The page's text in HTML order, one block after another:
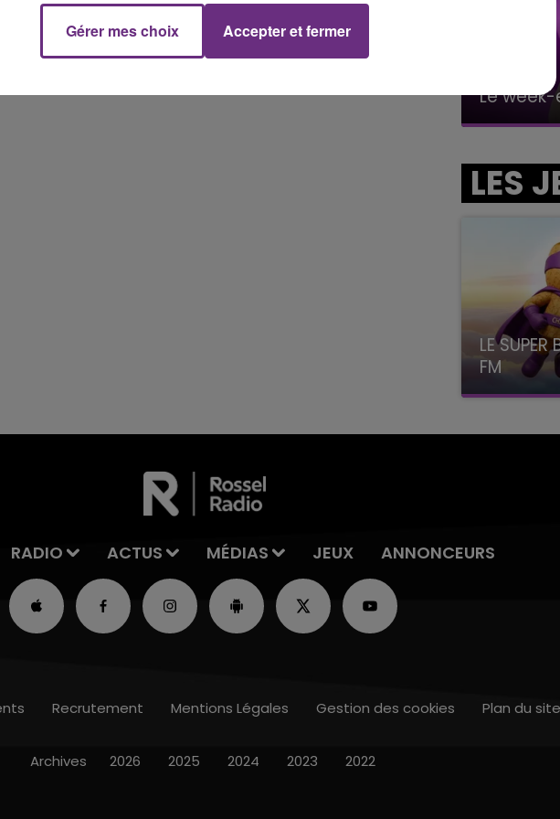
fermer ses portes.
Le week-end Champagne FM
16h00 - 20h00
Le
LES
LE
FM
avec La
RADIO ACTUS MÉDIAS JEUX ANNONCEURS
Recrutement Mentions Légales Gestion des cookies Plan du site
Archives 2026 2025 2024 2023 2022
Gérer mes choix Accepter et fermer